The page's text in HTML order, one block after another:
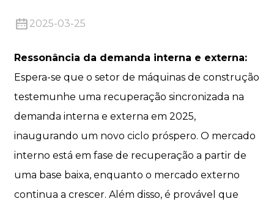
2025-03-25
Ressonância da demanda interna e externa:
Espera-se que o setor de máquinas de construção
testemunhe uma recuperação sincronizada na
demanda interna e externa em 2025,
inaugurando um novo ciclo próspero. O mercado
interno está em fase de recuperação a partir de
uma base baixa, enquanto o mercado externo
continua a crescer. Além disso, é provável que